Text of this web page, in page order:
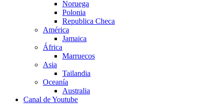
Noruega
Polonia
Republica Checa
América
Jamaica
África
Marruecos
Asia
Tailandia
Oceanía
Australia
Canal de Youtube